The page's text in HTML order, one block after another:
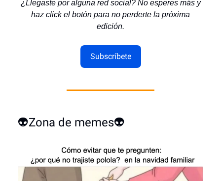
¿Llegaste por alguna red social? No esperes más y
haz click el botón para no perderte la próxima
edición.
Subscríbete
👽Zona de memes👽